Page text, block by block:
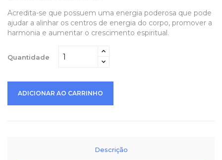
Acredita-se que possuem uma energia poderosa que pode
ajudar a alinhar os centros de energia do corpo, promover a
harmonia e aumentar o crescimento espiritual.
Quantidade
ADICIONAR AO CARRINHO
Descrição